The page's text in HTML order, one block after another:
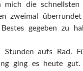
mich die
zweimal
gegeben zu
Stunden aufs Rad.
ging es heute